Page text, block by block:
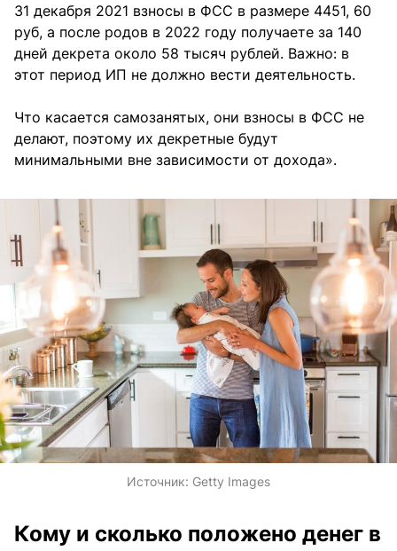
31 декабря 2021 взносы в ФСС в размере 4451, 60
руб, а после родов в 2022 году получаете за 140
дней декрета около 58 тысяч рублей. Важно: в
этот период ИП не должно вести деятельность.
Что касается самозанятых, они взносы в ФСС не
делают, поэтому их декретные будут
минимальными вне зависимости от дохода».
Источник: Getty Images
Кому и сколько положено денег в